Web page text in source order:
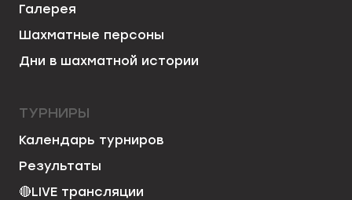
Галерея
Шахматные персоны
Дни в шахматной истории
ТУРНИРЫ
Календарь турниров
Результаты
🔴LIVE трансляции